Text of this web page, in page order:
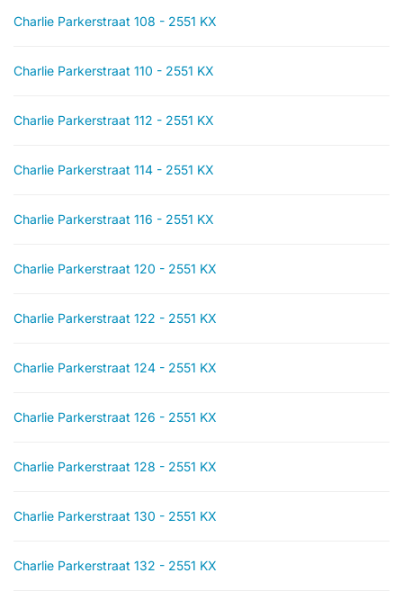
Charlie Parkerstraat 108 - 2551 KX
Charlie Parkerstraat 110 - 2551 KX
Charlie Parkerstraat 112 - 2551 KX
Charlie Parkerstraat 114 - 2551 KX
Charlie Parkerstraat 116 - 2551 KX
Charlie Parkerstraat 120 - 2551 KX
Charlie Parkerstraat 122 - 2551 KX
Charlie Parkerstraat 124 - 2551 KX
Charlie Parkerstraat 126 - 2551 KX
Charlie Parkerstraat 128 - 2551 KX
Charlie Parkerstraat 130 - 2551 KX
Charlie Parkerstraat 132 - 2551 KX